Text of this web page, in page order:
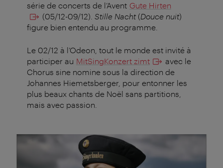
série de concerts de l’Avent Gute Hirten
(05/12-09/12). Stille Nacht(Douce nuit)
figure bien entendu au programme.
Le 02/12 à l’Odeon, tout le monde est invité à
participer au MitSingKonzert zimt
avec le
Chorus sine nomine sous la direction de
Johannes Hiemetsberger, pour entonner les
plus beaux chants de Noël sans partitions,
mais avec passion.